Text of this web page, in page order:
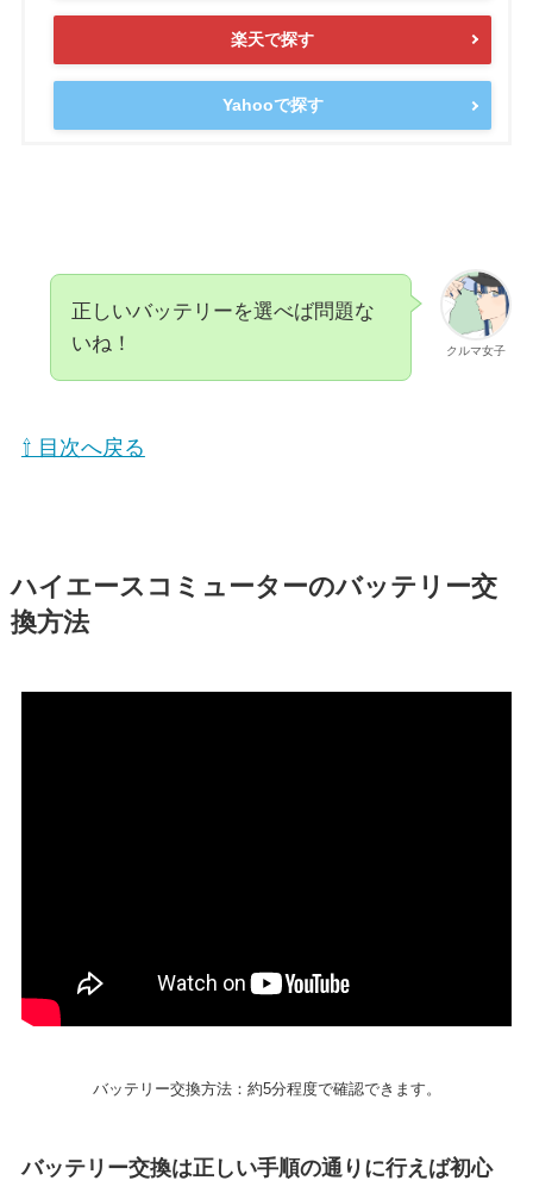
楽天で探す
Yahooで探す
クルマ女子
正しいバッテリーを選べば問題な
いね！
⇧ 目次へ戻る
ハイエースコミューターのバッテリー交
換方法
バッテリー交換方法：約5分程度で確認できます。
バッテリー交換は正しい手順の通りに行えば初心